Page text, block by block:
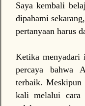
Saya kembali
dipahami
pertanyaan harus
Ketika menyadari
percaya bahwa
terbaik. Meskipun
kali melalui cara